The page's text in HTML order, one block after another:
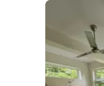
Media Carousel
Carousel with product